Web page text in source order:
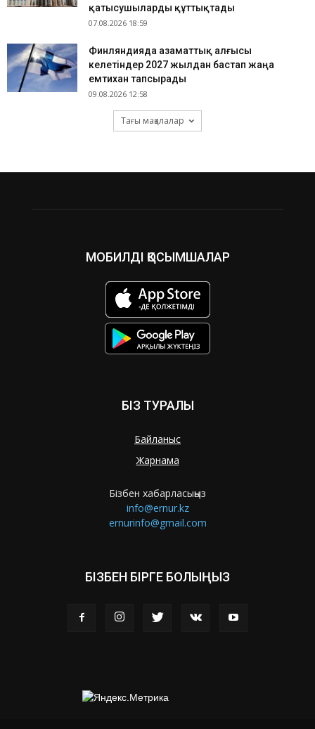
қатысушыларды құттықтады
07.08.2026 18:59
Финляндияда азаматтық алғысы
келетіндер 2027 жылдан бастап жаңа
емтихан тапсырады
09.08.2026 12:58
Тағы мақалалар
МОБИЛДІ ҚОСЫМШАЛАР
БІЗ ТУРАЛЫ
Байланыс
Жарнама
Бізбен хабарласыңыз
info@ernur.kz
ernurinfo@gmail.com
БІЗБЕН БІРГЕ БОЛЫҢЫЗ